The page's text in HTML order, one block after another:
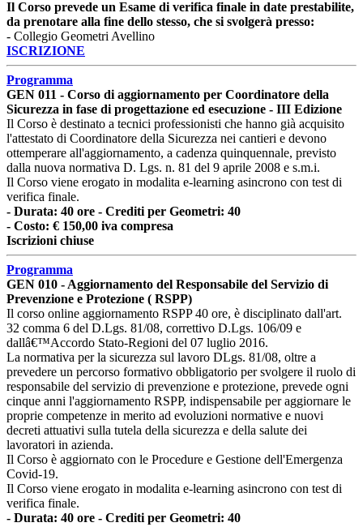
Il Corso prevede un Esame di verifica finale in date prestabilite,
da prenotare alla fine dello stesso, che si svolgerà presso:
- Collegio Geometri Avellino
ISCRIZIONE
Programma
GEN 011 - Corso di aggiornamento per Coordinatore della
Sicurezza in fase di progettazione ed esecuzione - III Edizione
Il Corso è destinato a tecnici professionisti che hanno già acquisito
l'attestato di Coordinatore della Sicurezza nei cantieri e devono
ottemperare all'aggiornamento, a cadenza quinquennale, previsto
dalla nuova normativa D. Lgs. n. 81 del 9 aprile 2008 e s.m.i.
Il Corso viene erogato in modalita e-learning asincrono con test di
verifica finale.
- Durata: 40 ore - Crediti per Geometri: 40
- Costo: € 150,00 iva compresa
Iscrizioni chiuse
Programma
GEN 010 - Aggiornamento del Responsabile del Servizio di
Prevenzione e Protezione ( RSPP)
Il corso online aggiornamento RSPP 40 ore, è disciplinato dall'art.
32 comma 6 del D.Lgs. 81/08, correttivo D.Lgs. 106/09 e
dallâ€™Accordo Stato-Regioni del 07 luglio 2016.
La normativa per la sicurezza sul lavoro DLgs. 81/08, oltre a
prevedere un percorso formativo obbligatorio per svolgere il ruolo di
responsabile del servizio di prevenzione e protezione, prevede ogni
cinque anni l'aggiornamento RSPP, indispensabile per aggiornare le
proprie competenze in merito ad evoluzioni normative e nuovi
decreti attuativi sulla tutela della sicurezza e della salute dei
lavoratori in azienda.
Il Corso è aggiornato con le Procedure e Gestione dell'Emergenza
Covid-19.
Il Corso viene erogato in modalita e-learning asincrono con test di
verifica finale.
- Durata: 40 ore - Crediti per Geometri: 40